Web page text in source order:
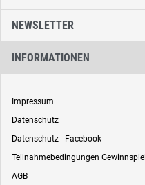
NEWSLETTER
INFORMATIONEN
Impressum
Datenschutz
Datenschutz - Facebook
Teilnahmebedingungen Gewinnspiel
AGB